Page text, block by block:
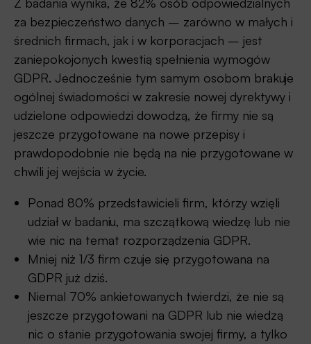
za bezpieczeństwo danych – zarówno w małych i
średnich firmach, jak i w korporacjach – jest
zaniepokojonych kwestią spełnienia wymogów
GDPR. Jednocześnie tym samym osobom brakuje
ogólnej świadomości w zakresie nowej dyrektywy i
udzielone odpowiedzi dowodzą, że firmy nie są
jeszcze przygotowane na nowe przepisy i
prawdopodobnie nie będą na nie przygotowane w
chwili jej wejścia w życie.
Ponad 80% przedstawicieli firm, którzy wzięli
udział w badaniu, ma szczątkową wiedzę lub nie
wie nic na temat rozporządzenia GDPR.
Mniej niż 1/3 firm czuje się przygotowana na
GDPR już dziś.
Niemal 70% ankietowanych twierdzi, że nie są
jeszcze przygotowani na GDPR lub nie wiedzą
nic o stanie przygotowania swojej firmy, a tylko